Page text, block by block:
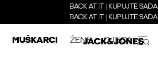
BACK AT IT | KUPUJTE SADA
BACK AT IT | KUPUJTE SADA
MUŠKARCI ŽENE DJECA